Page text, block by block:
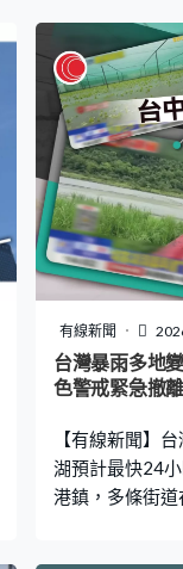
也是像這樣騎
是二戰後百廢
合作下面世。
Vespa命名，即
台，到現時已
些人對它的安
羊仔在人體工
安全風險，如
伏不平的路面
震較弱及煞車
有線新聞
台灣暴雨多地
色警戒緊急撤
【有線新聞】
湖預計最快24
港鎮，多條街道